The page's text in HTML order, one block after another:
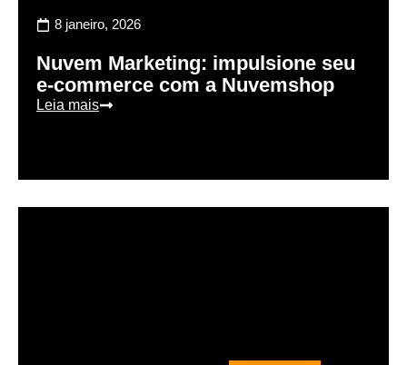
8 janeiro, 2026
Nuvem Marketing: impulsione seu
e-commerce com a Nuvemshop
Leia mais